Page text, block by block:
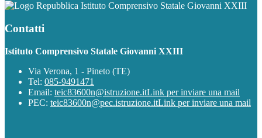
Istituto Comprensivo Statale Giovanni XXIII
Contatti
Istituto Comprensivo Statale Giovanni XXIII
Via Verona, 1 - Pineto (TE)
Tel: 085-9491471
Email: teic83600n@istruzione.itLink per inviare una mail
PEC: teic83600n@pec.istruzione.itLink per inviare una mail